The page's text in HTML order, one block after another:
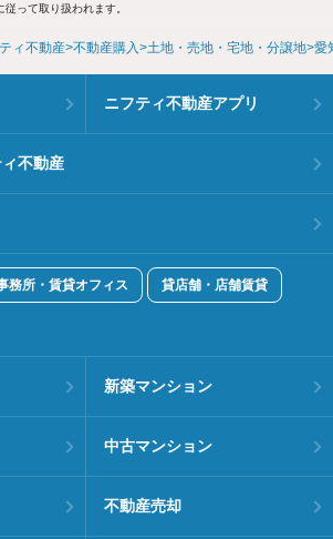
って取り扱われます。
ィ不動産 不動産購入 土地・売地・宅地・分譲地 愛
ニフティ不動産アプリ
不動産
務所・賃貸オフィス 貸店舗・店舗賃貸
新築マンション
中古マンション
不動産売却